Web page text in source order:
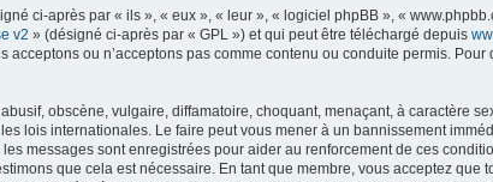
ci-après par « ils », « eux », « leur », « logiciel phpBB », «
v2 » (désigné ci-après par « GPL ») et qui peut être téléchargé depuis
acceptons ou n’acceptons pas comme contenu ou conduite permis.
obscène, vulgaire, diffamatoire, choquant, menaçant, à caractère
lois internationales. Le faire peut vous mener à un bannissement
messages sont enregistrées pour aider au renforcement de ces
que cela est nécessaire. En tant que membre, vous acceptez